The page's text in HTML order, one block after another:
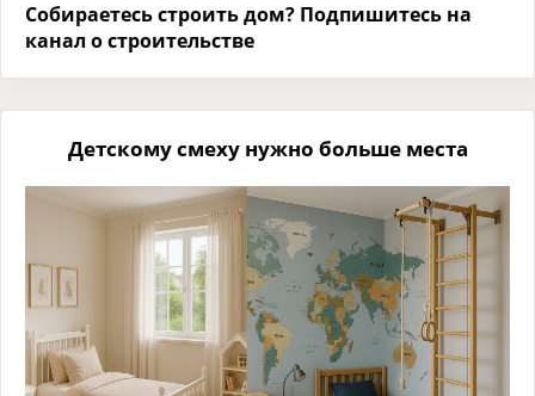
Собираетесь строить дом? Подпишитесь на
канал о строительстве
Детскому смеху нужно больше места